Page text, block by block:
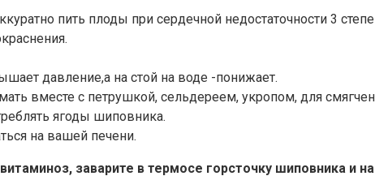
пить плоды при сердечной недостаточности 3
давление,а на стой на воде -понижает.
вместе с петрушкой, сельдереем, укропом, для
ягоды шиповника.
на вашей печени.
заварите в термосе горсточку шиповника